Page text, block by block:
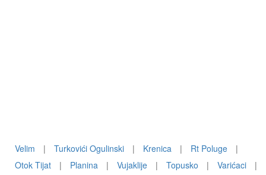
Velim | Turkovići Ogulinski | Krenica | Rt Poluge
|
Otok Tijat
| Planina | Vujaklije | Topusko | Varićaci
|